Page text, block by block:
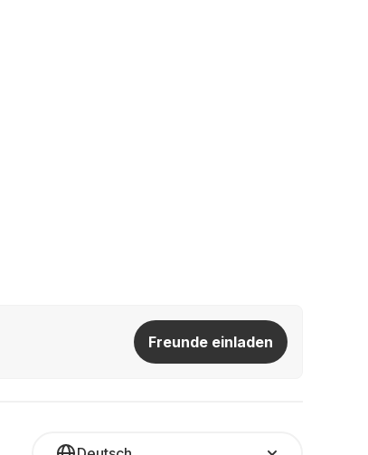
Freunde einladen